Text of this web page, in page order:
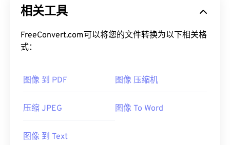
相关工具
FreeConvert.com可以将您的文件转换为以下相关格
式：
图像 到 PDF 图像 压缩机
压缩 JPEG 图像 To Word
图像 到 Text